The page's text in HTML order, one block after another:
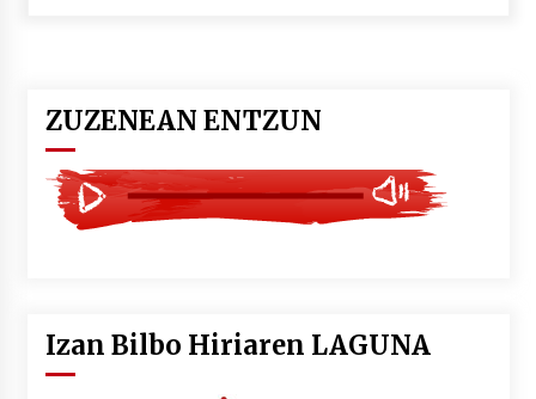
Larunbatean Plentziako Itsas Martxa ospatuko
da
2026/07/07
2026/07/07
ZUZENEAN ENTZUN
Izan Bilbo Hiriaren LAGUNA